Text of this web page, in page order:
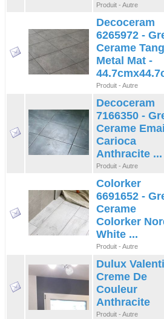
Produit - Autre
Decoceram
6265972 -
Cerame
Metal Mat -
Produit - Autre
Decoceram
7166350 -
Cerame
Carioca
Anthracite ...
Produit - Autre
Colorker
6691652 -
Cerame
Colorker
White ...
Produit - Autre
Dulux
Creme De
Couleur
Anthracite
Produit - Autre